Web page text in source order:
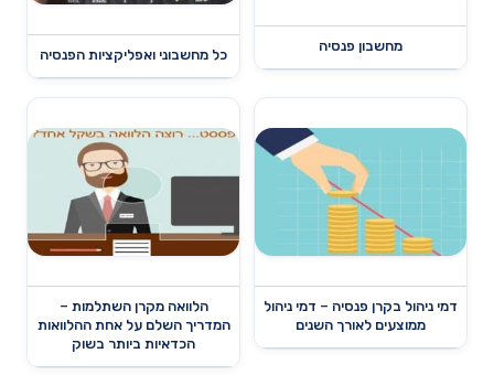
מחשבון פנסיה
כל מחשבוני ואפליקציות הפנסיה
דמי ניהול בקרן פנסיה – דמי ניהול
ממוצעים לאורך השנים
הלוואה מקרן השתלמות –
המדריך השלם על אחת ההלוואות
הכדאיות ביותר בשוק